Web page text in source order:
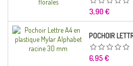
Prix
3,90 €
Prix
6,95 €